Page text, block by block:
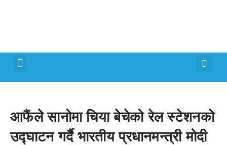
आफैंले सानोमा चिया बेचेको रेल स्टेशनको
उद्घाटन गर्दै भारतीय प्रधानमन्त्री मोदी